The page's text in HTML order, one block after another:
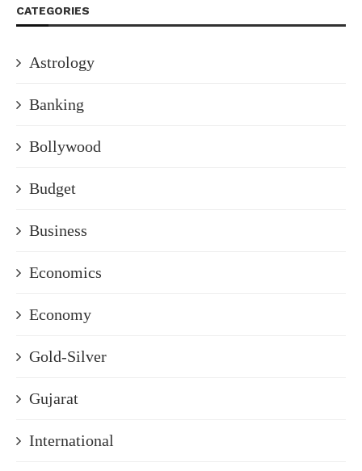
CATEGORIES
Astrology
Banking
Bollywood
Budget
Business
Economics
Economy
Gold-Silver
Gujarat
International